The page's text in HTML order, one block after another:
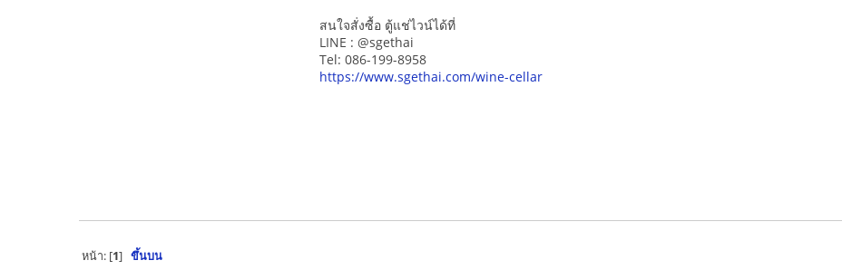
สนใจสั่งซื้อ ตู้แช่ไวน์ได้ที่
LINE : @sgethai
Tel: 086-199-8958
https://www.sgethai.com/wine-cellar
หน้า: [1] ขึ้นบน